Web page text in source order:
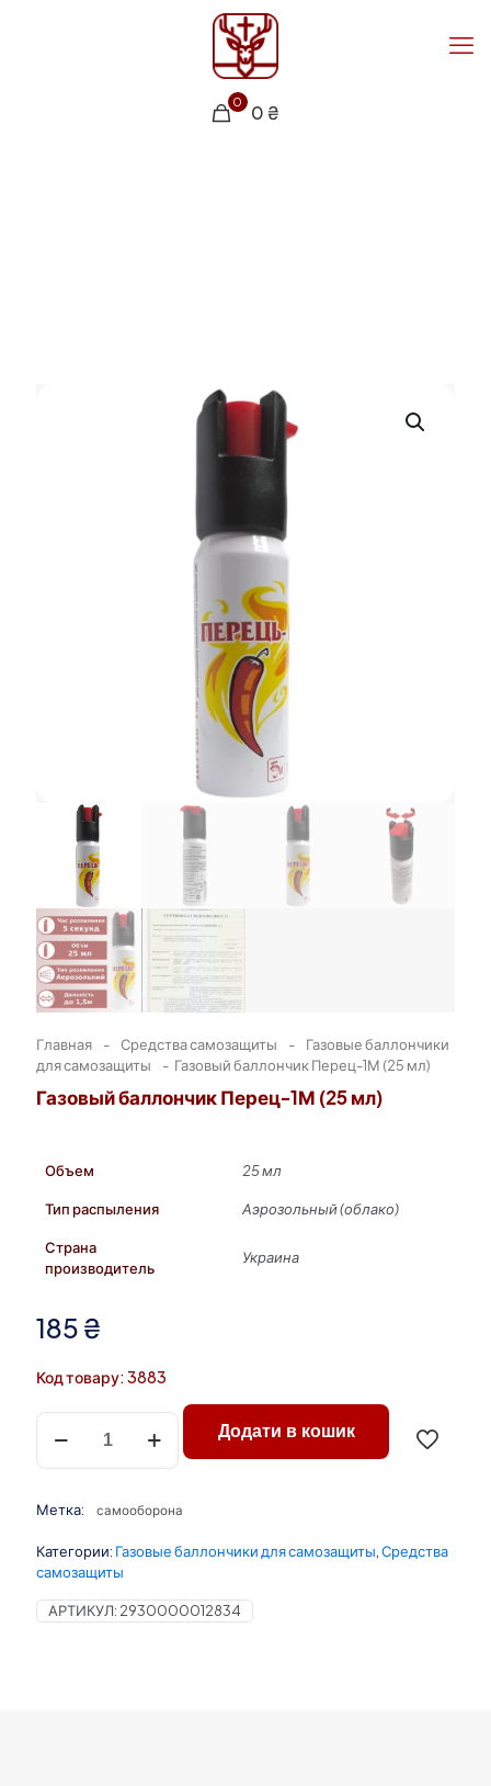
0 0 ₴
Главная - Средства самозащиты -
Газовые баллончики
для самозащиты
- Газовый баллончик Перец-1М (25 мл)
Газовый баллончик Перец-1М (25 мл)
Объем 25 мл
Тип распыления Аэрозольный (облако)
Страна
производитель
Украина
185 ₴
Код товару: 3883
Количество
товара
Газовый
Перец-1М
мл)
Додати в кошик
Метка: самооборона
Категории: Газовые баллончики для самозащиты Средства
самозащиты
АРТИКУЛ: 2930000012834